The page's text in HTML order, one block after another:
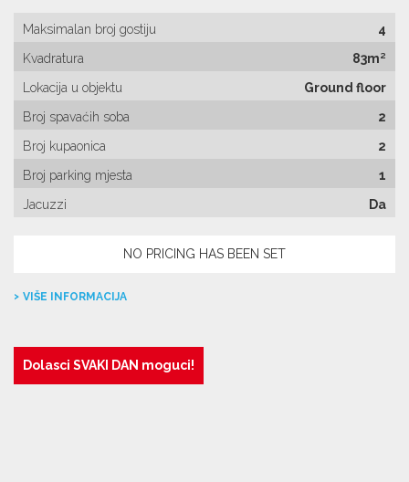
Maksimalan broj gostiju
4
Kvadratura
83m²
Lokacija u objektu
Ground floor
Broj spavaćih soba
2
Broj kupaonica
2
Broj parking mjesta
1
Jacuzzi
Da
NO PRICING HAS BEEN SET
VIŠE INFORMACIJA
Dolasci SVAKI DAN moguci!